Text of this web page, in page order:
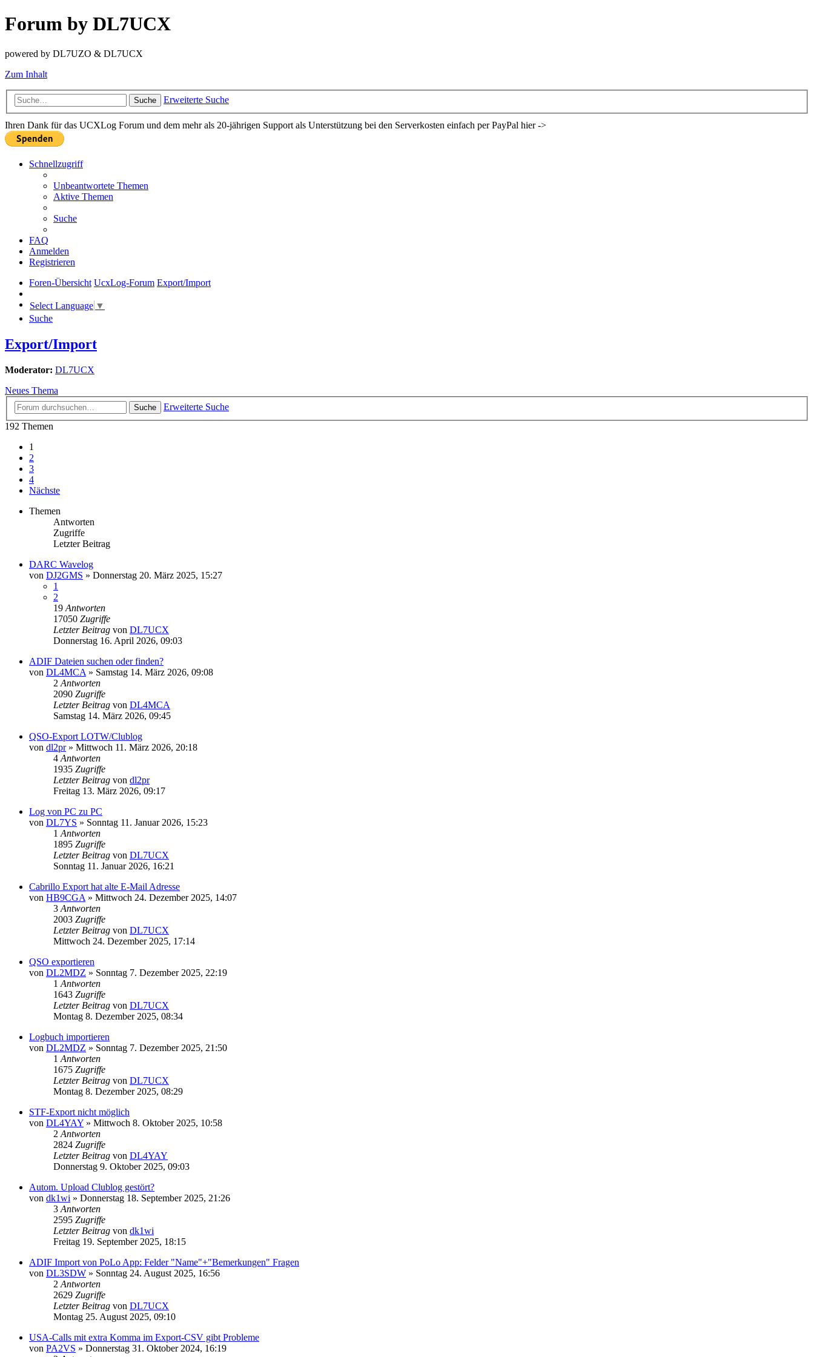
Forum by DL7UCX
powered by DL7UZO & DL7UCX
Zum Inhalt
Suche Erweiterte Suche
Ihren Dank für das UCXLog Forum und dem mehr als 20-jährigen Support als Unterstützung bei den Serverkosten einfach per PayPal hier ->
Schnellzugriff
Unbeantwortete Themen
Aktive Themen
Suche
FAQ
Anmelden
Registrieren
Foren-Übersicht UcxLog-Forum Export/Import
Select Language ▼
Suche
Export/Import
Moderator: DL7UCX
Neues Thema
Suche
Erweiterte Suche
192 Themen
1
2
3
4
Nächste
Themen
Antworten
Zugriffe
Letzter Beitrag
DARC Wavelog
von DJ2GMS » Donnerstag 20. März 2025, 15:27
1
2
19 Antworten
17050 Zugriffe
Letzter Beitrag von DL7UCX
Donnerstag 16. April 2026, 09:03
ADIF Dateien suchen oder finden?
von DL4MCA » Samstag 14. März 2026, 09:08
2 Antworten
2090 Zugriffe
Letzter Beitrag von DL4MCA
Samstag 14. März 2026, 09:45
QSO-Export LOTW/Clublog
von dl2pr» Mittwoch 11. März 2026, 20:18
4 Antworten
1935 Zugriffe
Letzter Beitrag von dl2pr
Freitag 13. März 2026, 09:17
Log von PC zu PC
von DL7YS » Sonntag 11. Januar 2026, 15:23
1 Antworten
1895 Zugriffe
Letzter Beitrag von DL7UCX
Sonntag 11. Januar 2026, 16:21
Cabrillo Export hat alte E-Mail Adresse
von HB9CGA » Mittwoch 24. Dezember 2025, 14:07
3 Antworten
2003 Zugriffe
Letzter Beitrag von DL7UCX
Mittwoch 24. Dezember 2025, 17:14
QSO exportieren
von DL2MDZ » Sonntag 7. Dezember 2025, 22:19
1 Antworten
1643 Zugriffe
Letzter Beitrag von DL7UCX
Montag 8. Dezember 2025, 08:34
Logbuch importieren
von DL2MDZ » Sonntag 7. Dezember 2025, 21:50
1 Antworten
1675 Zugriffe
Letzter Beitrag von DL7UCX
Montag 8. Dezember 2025, 08:29
STF-Export nicht möglich
von DL4YAY » Mittwoch 8. Oktober 2025, 10:58
2 Antworten
2824 Zugriffe
Letzter Beitrag von DL4YAY
Donnerstag 9. Oktober 2025, 09:03
Autom. Upload Clublog gestört?
von dk1wi » Donnerstag 18. September 2025, 21:26
3 Antworten
2595 Zugriffe
Letzter Beitrag von dk1wi
Freitag 19. September 2025, 18:15
ADIF Import von PoLo App: Felder "Name"+"Bemerkungen" Fragen
von DL3SDW » Sonntag 24. August 2025, 16:56
2 Antworten
2629 Zugriffe
Letzter Beitrag von DL7UCX
Montag 25. August 2025, 09:10
USA-Calls mit extra Komma im Export-CSV gibt Probleme
von PA2VS » Donnerstag 31. Oktober 2024, 16:19